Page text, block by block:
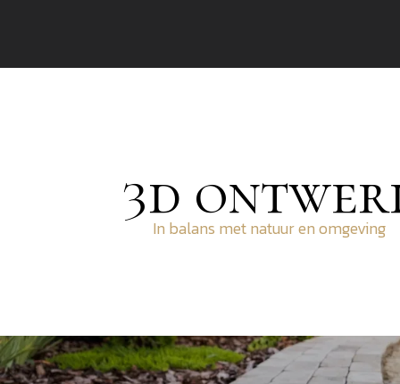
3d
In balans met natuur en omgeving